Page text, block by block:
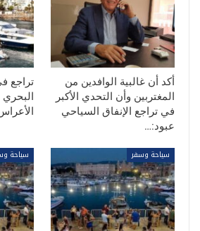
أكد أن غالبية الوافدين من
المغتربين وأن التحدي الأكبر
في تراجع الإنفاق السياحي
عبود:…
تراجع
سياحة وسفر سياحة